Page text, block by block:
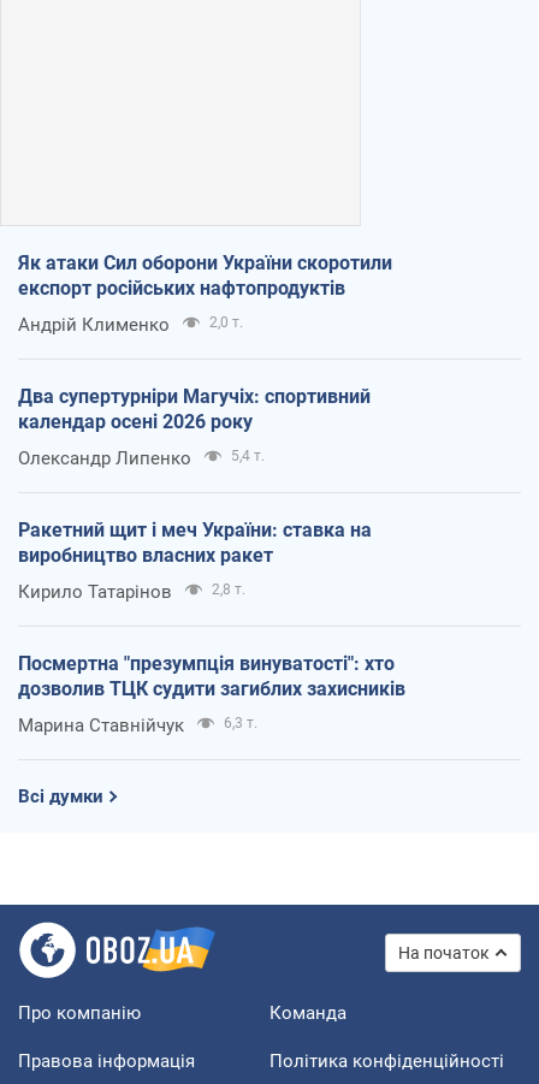
Як атаки Сил оборони України скоротили
експорт російських нафтопродуктів
Андрій Клименко 2,0 т.
Два супертурніри Магучіх: спортивний
календар осені 2026 року
Олександр Липенко 5,4 т.
Ракетний щит і меч України: ставка на
виробництво власних ракет
Кирило Татарінов 2,8 т.
Посмертна "презумпція винуватості": хто
дозволив ТЦК судити загиблих захисників
Марина Ставнійчук 6,3 т.
Всі думки
На початок
Про компанію Команда
Правова інформація Політика конфіденційності